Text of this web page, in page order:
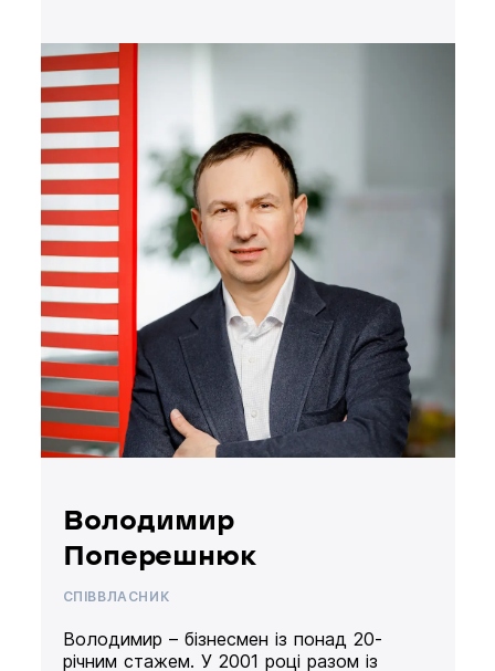
Володимир
Поперешнюк
СПІВВЛАСНИК
Володимир – бізнесмен із понад 20-
річним стажем. У 2001 році разом із